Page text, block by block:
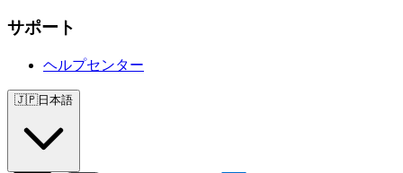
サポート
ヘルプセンター
🇯🇵日本語